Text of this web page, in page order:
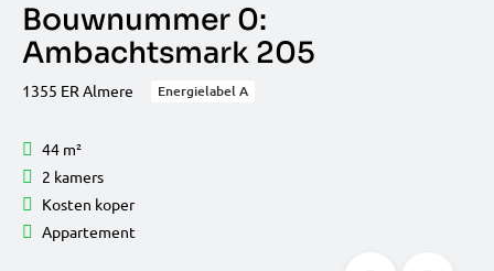
Bouwnummer 0:
Ambachtsmark 205
1355 ER Almere Energielabel A
44 m²
2 kamers
Kosten koper
Appartement